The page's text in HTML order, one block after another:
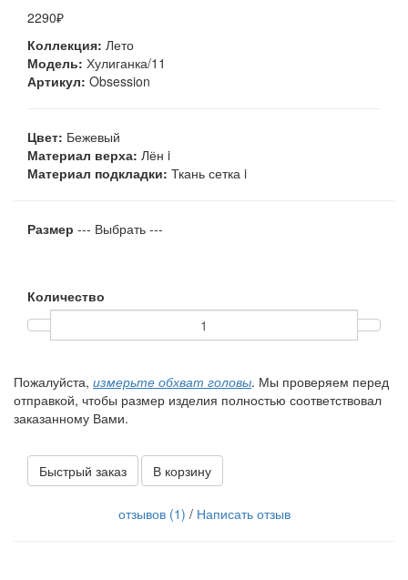
2290₽
Коллекция: Лето
Модель: Хулиганка/11
Артикул: Obsession
Цвет: Бежевый
Материал верха: Лён i
Материал подкладки: Ткань сетка i
Размер --- Выбрать ---
Количество
Пожалуйста, измерьте обхват головы. Мы проверяем перед
отправкой, чтобы размер изделия полностью соответствовал
заказанному Вами.
Быстрый заказ В корзину
отзывов (1) / Написать отзыв